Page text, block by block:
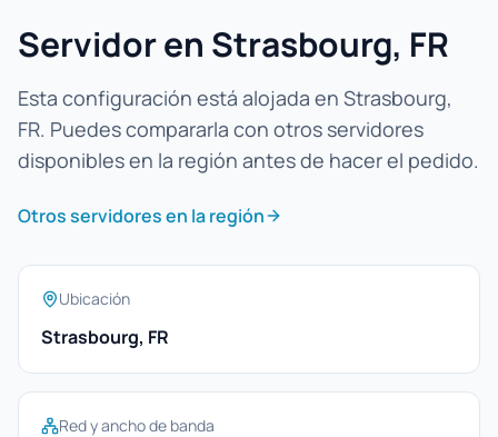
Servidor en Strasbourg, FR
Esta configuración está alojada en Strasbourg,
FR. Puedes compararla con otros servidores
disponibles en la región antes de hacer el pedido.
Otros servidores en la región
Ubicación
Strasbourg, FR
Red y ancho de banda